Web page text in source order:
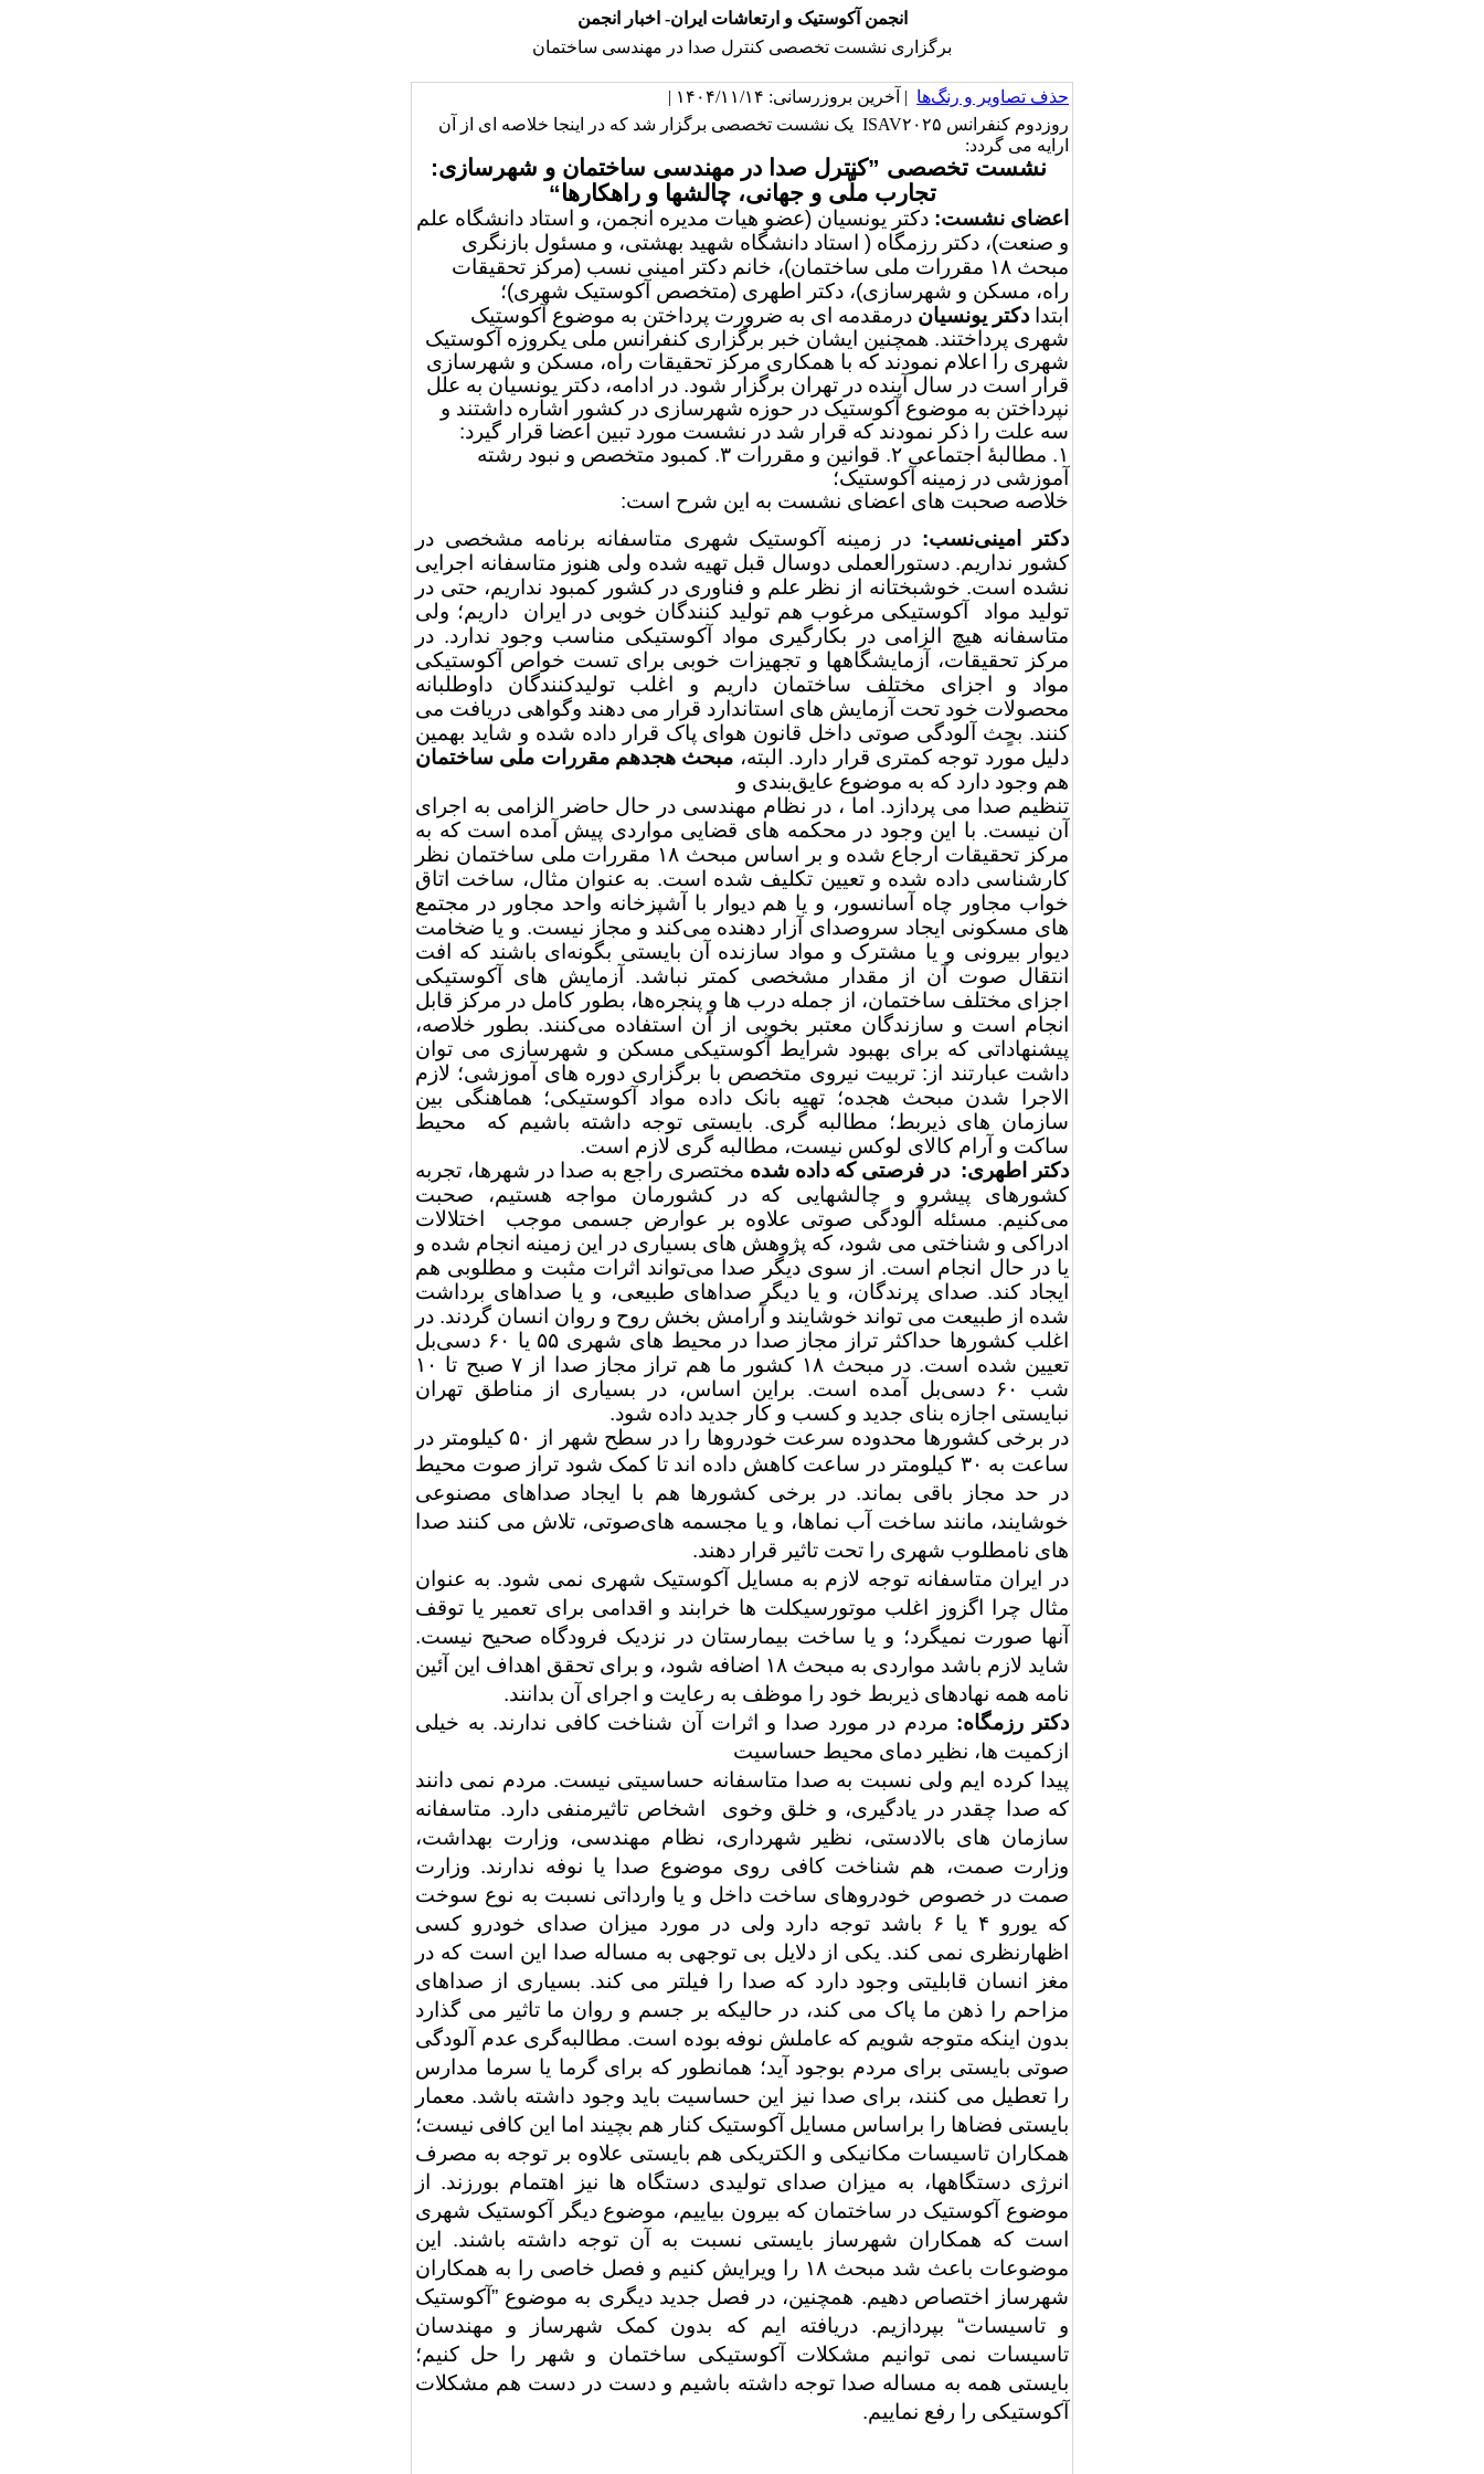
انجمن آکوستیک و ارتعاشات ایران- اخبار انجمن
برگزاری نشست تخصصی کنترل صدا در مهندسی ساختمان
حذف تصاویر و رنگ‌ها | آخرین بروزرسانی: ۱۴۰۴/۱۱/۱۴ |
روزدوم کنفرانس ISAV۲۰۲۵ یک نشست تخصصی برگزار شد که در اینجا خلاصه ای از آن
ارایه می گردد:
نشست تخصصی ”کنترل صدا در مهندسی ساختمان و شهرسازی:
تجارب ملّی و جهانی، چالشها و راهکارها“
اعضای نشست: دکتر یونسیان (عضو هیات مدیره انجمن، و استاد دانشگاه علم
و صنعت)، دکتر رزمگاه ( استاد دانشگاه شهید بهشتی، و مسئول بازنگری
مبحث ۱۸ مقررات ملی ساختمان)، خانم دکتر امینی نسب (مرکز تحقیقات
راه، مسکن و شهرسازی)، دکتر اطهری (متخصص آکوستیک شهری)؛
ابتدا دکتر یونسیان درمقدمه ای به ضرورت پرداختن به موضوع آکوستیک
شهری پرداختند. همچنین ایشان خبر برگزاری کنفرانس ملی یکروزه آکوستیک
شهری را اعلام نمودند که با همکاری مرکز تحقیقات راه، مسکن و شهرسازی
قرار است در سال آینده در تهران برگزار شود. در ادامه، دکتر یونسیان به علل
نپرداختن به موضوع آکوستیک در حوزه شهرسازی در کشور اشاره داشتند و
سه علت را ذکر نمودند که قرار شد در نشست مورد تبین اعضا قرار گیرد:
۱. مطالبۀ اجتماعی ۲. قوانین و مقررات ۳. کمبود متخصص و نبود رشته
آموزشی در زمینه آکوستیک؛
خلاصه صحبت های اعضای نشست به این شرح است:
دکتر امینی‌نسب: در زمینه آکوستیک شهری متاسفانه برنامه مشخصی در
کشور نداریم. دستورالعملی دوسال قبل تهیه شده ولی هنوز متاسفانه اجرایی
نشده است. خوشبختانه از نظر علم و فناوری در کشور کمبود نداریم، حتی در
تولید مواد آکوستیکی مرغوب هم تولید کنندگان خوبی در ایران داریم؛ ولی
متاسفانه هیچ الزامی در بکارگیری مواد آکوستیکی مناسب وجود ندارد. در
مرکز تحقیقات، آزمایشگاهها و تجهیزات خوبی برای تست خواص آکوستیکی
مواد و اجزای مختلف ساختمان داریم و اغلب تولیدکنندگان داوطلبانه
محصولات خود تحت آزمایش های استاندارد قرار می دهند وگواهی دریافت می
کنند. بحٍث آلودگی صوتی داخل قانون هوای پاک قرار داده شده و شاید بهمین
دلیل مورد توجه کمتری قرار دارد. البته، مبحث هجدهم مقررات ملی ساختمان
هم وجود دارد که به موضوع عایق‌بندی و
تنظیم صدا می پردازد. اما ، در نظام مهندسی در حال حاضر الزامی به اجرای
آن نیست. با این وجود در محکمه های قضایی مواردی پیش آمده است که به
مرکز تحقیقات ارجاع شده و بر اساس مبحث ۱۸ مقررات ملی ساختمان نظر
کارشناسی داده شده و تعیین تکلیف شده است. به عنوان مثال، ساخت اتاق
خواب مجاور چاه آسانسور، و یا هم دیوار با آشپزخانه واحد مجاور در مجتمع
های مسکونی ایجاد سروصدای آزار دهنده می‌کند و مجاز نیست. و یا ضخامت
دیوار بیرونی و یا مشترک و مواد سازنده آن بایستی بگونه‌ای باشند که افت
انتقال صوت آن از مقدار مشخصی کمتر نباشد. آزمایش های آکوستیکی
اجزای مختلف ساختمان، از جمله درب ها و پنجره‌ها، بطور کامل در مرکز ‌قابل
انجام است و سازندگان معتبر بخوبی از آن استفاده می‌کنند. بطور خلاصه،
پیشنهاداتی که برای بهبود شرایط آکوستیکی مسکن و شهرسازی می توان
داشت عبارتند از: تربیت نیروی متخصص با برگزاری دوره های آموزشی؛ لازم
الاجرا شدن مبحث هجده؛ تهیه بانک داده مواد آکوستیکی؛ هماهنگی بین
سازمان های ذیربط؛ مطالبه گری. بایستی توجه داشته باشیم که محیط
ساکت و آرام کالای لوکس نیست، مطالبه گری لازم است.
دکتر اطهری: در فرصتی که داده شده مختصری راجع به صدا در شهرها، تجربه
کشورهای پیشرو و چالشهایی که در کشورمان مواجه هستیم، صحبت
می‌کنیم. مسئله آلودگی صوتی علاوه بر عوارض جسمی موجب اختلالات
ادراکی و شناختی می شود، که پژوهش های بسیاری در این زمینه انجام شده و
یا در حال انجام است. از سوی دیگر صدا می‌تواند اثرات مثبت و مطلوبی هم
ایجاد کند. صدای پرندگان، و یا دیگر صداهای طبیعی، و یا صداهای برداشت
شده از طبیعت می تواند خوشایند و آرامش بخش روح و روان انسان گردند. در
اغلب کشورها حداکثر تراز مجاز صدا در محیط های شهری ۵۵ یا ۶۰ دسی‌بل
تعیین شده است. در مبحث ۱۸ کشور ما هم تراز مجاز صدا از ۷ صبح تا ۱۰
شب ۶۰ دسی‌بل آمده است. براین اساس، در بسیاری از مناطق تهران
نبایستی اجازه بنای جدید و کسب و کار جدید داده شود.
در برخی کشورها محدوده سرعت خودروها را در سطح شهر از ۵۰ کیلومتر در
ساعت به ۳۰ کیلومتر در ساعت کاهش
داده اند تا کمک شود تراز صوت محیط
در حد مجاز باقی بماند. در برخی کشورها هم با ایجاد صداهای مصنوعی
خوشایند، مانند ساخت آب نماها، و یا مجسمه های‌صوتی، تلاش می کنند صدا
های نامطلوب شهری را تحت تاثیر قرار دهند.
در ایران متاسفانه توجه لازم به مسایل آکوستیک شهری نمی شود. به عنوان
مثال چرا اگزوز اغلب موتورسیکلت ها خرابند و اقدامی برای تعمیر یا توقف
آنها صورت نمیگرد؛ و یا ساخت بیمارستان در نزدیک فرودگاه صحیح نیست.
شاید لازم باشد مواردی به مبحث ۱۸ اضافه شود، و برای تحقق اهداف این آئین
نامه همه نهادهای ذیربط خود را موظف به رعایت و اجرای آن بدانند.
دکتر رزمگاه: مردم در مورد صدا و اثرات آن شناخت کافی ندارند. به خیلی
ازکمیت ها، نظیر دمای محیط حساسیت
پیدا کرده ایم ولی نسبت به صدا متاسفانه حساسیتی نیست. مردم نمی دانند
که صدا چقدر در یادگیری، و خلق وخوی اشخاص تاثیرمنفی دارد. متاسفانه
سازمان های بالادستی، نظیر شهرداری، نظام مهندسی، وزارت بهداشت،
وزارت صمت، هم شناخت کافی روی موضوع صدا یا نوفه ندارند. وزارت
صمت در خصوص خودروهای ساخت داخل و یا وارداتی نسبت به نوع سوخت
که یورو ۴ یا ۶ باشد توجه دارد ولی در مورد میزان صدای خودرو کسی
اظهارنظری نمی کند. یکی از دلایل بی توجهی به مساله صدا این است که در
مغز انسان قابلیتی وجود دارد که صدا را فیلتر می کند. بسیاری از صداهای
مزاحم را ذهن ما پاک می کند، در حالیکه بر جسم و روان ما تاثیر می گذارد
بدون اینکه متوجه شویم که عاملش نوفه بوده است. مطالبه‌گری عدم آلودگی
صوتی بایستی برای مردم بوجود آید؛ همانطور که برای گرما یا سرما مدارس
را تعطیل می کنند، برای صدا نیز این حساسیت باید وجود داشته باشد. معمار
بایستی فضاها را براساس مسایل آکوستیک کنار هم بچیند اما این کافی نیست؛
همکاران تاسیسات مکانیکی و الکتریکی هم بایستی علاوه بر توجه به مصرف
انرژی دستگاهها، به میزان صدای تولیدی دستگاه ها نیز اهتمام بورزند. از
موضوع آکوستیک در ساختمان که بیرون بیاییم، موضوع دیگر آکوستیک شهری
است که همکاران شهرساز بایستی نسبت به آن توجه داشته باشند. این
موضوعات باعث شد مبحث ۱۸ را ویرایش کنیم و فصل خاصی را به همکاران
شهرساز اختصاص دهیم. همچنین، در فصل جدید دیگری به موضوع ”آکوستیک
و تاسیسات“ بپردازیم. دریافته ایم که بدون کمک شهرساز و مهندسان
تاسیسات نمی توانیم مشکلات آکوستیکی ساختمان و شهر را حل کنیم؛
بایستی همه به مساله صدا توجه داشته باشیم و دست در دست هم مشکلات
آکوستیکی را رفع نماییم.